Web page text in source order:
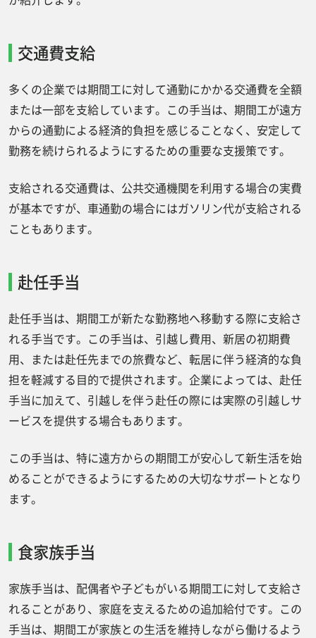
交通費支給
多くの企業では期間工に対して通勤にかかる交通費を全額
または一部を支給しています。この手当は、期間工が遠方
からの通勤による経済的負担を感じることなく、安定して
勤務を続けられるようにするための重要な支援策です。
支給される交通費は、公共交通機関を利用する場合の実費
が基本ですが、車通勤の場合にはガソリン代が支給される
こともあります。
赴任手当
赴任手当は、期間工が新たな勤務地へ移動する際に支給さ
れる手当です。この手当は、引越し費用、新居の初期費
用、または赴任先までの旅費など、転居に伴う経済的な負
担を軽減する目的で提供されます。企業によっては、赴任
手当に加えて、引越しを伴う赴任の際には実際の引越しサ
ービスを提供する場合もあります。
この手当は、特に遠方からの期間工が安心して新生活を始
めることができるようにするための大切なサポートとなり
ます。
食家族手当
家族手当は、配偶者や子どもがいる期間工に対して支給さ
れることがあり、家庭を支えるための追加給付です。この
手当は、期間工が家族との生活を維持しながら働けるよう